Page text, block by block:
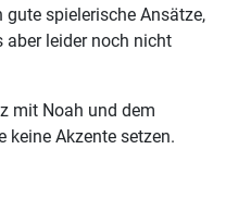
spielerische Ansätze,
leider noch nicht
mit Noah und dem
keine Akzente setzen.